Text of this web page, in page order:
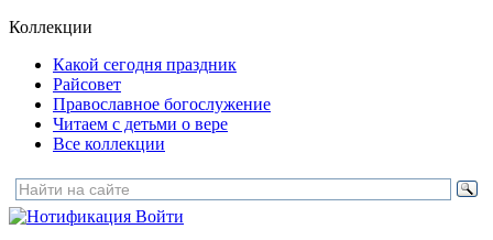
Коллекции
Какой сегодня праздник
Райсовет
Православное богослужение
Читаем с детьми о вере
Все коллекции
Войти